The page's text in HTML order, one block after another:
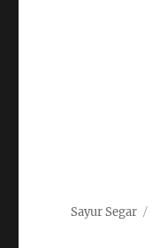
Sayur Segar